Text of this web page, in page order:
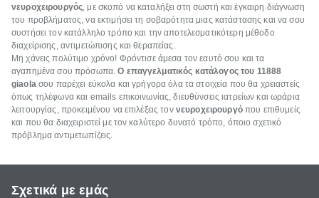
νευροχειρουργός, με σκοπό να καταλήξει στη σωστή και έγκαιρη διάγνωση
του προβλήματος, να εκτιμήσει τη σοβαρότητα μιας κατάστασης και να σου
συστήσει τον κατάλληλο τρόπο και την αποτελεσματικότερη μέθοδο
διαχείρισης, αντιμετώπισης και θεραπείας.
Μη χάνεις πολύτιμο χρόνο! Φρόντισε άμεσα τον εαυτό σου και τα
αγαπημένα σου πρόσωπα.Ο επαγγελματικός κατάλογος του 11888
giaolaσου παρέχει εύκολα και γρήγορα όλα τα στοιχεία που θα χρειαστείς
όπως τηλέφωνα και emails επικοινωνίας, διευθύνσεις ιατρείων και ωράρια
λειτουργίας, προκειμένου να επιλέξεις τον νευροχειρουργόπου επιθυμείς
και που θα διαχειριστεί με τον καλύτερο δυνατό τρόπο, όποιο σχετικό
πρόβλημα αντιμετωπίζεις.
Σχετικά με εμάς